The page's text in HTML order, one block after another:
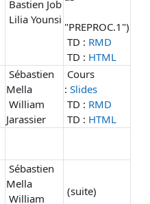
Bastien Job
Lilia Younsi
"PREPROC.1")
TD : RMD
TD : HTML
Sébastien
Mella
William
Jarassier
Cours
: Slides
TD : RMD
TD : HTML
Sébastien
Mella
William
(suite)